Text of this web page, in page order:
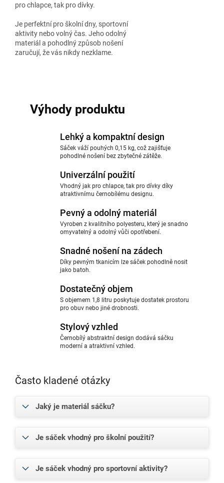
pro chlapce, tak pro dívky.
Je perfektní pro školní dny, sportovní
aktivity nebo volný čas. Jeho odolný
materiál a pohodlný způsob nošení
zaručují, že vás nikdy nezklame.
Výhody produktu
Lehký a kompaktní design
Sáček váží pouhých 0,15 kg, což zajišťuje
pohodlné nošení bez zbytečné zátěže.
Univerzální použití
Vhodný jak pro chlapce, tak pro dívky díky
atraktivnímu černobílému designu.
Pevný a odolný materiál
Vyroben z kvalitního polyesteru, který je snadno
omyvatelný a odolný vůči opotřebení.
Snadné nošení na zádech
Díky pevným tkanicím lze sáček pohodlně nosit
jako batoh.
Dostatečný objem
S objemem 1,8 litru poskytuje dostatek prostoru
pro obuv nebo jiné drobnosti.
Stylový vzhled
Černobílý abstraktní design dodává sáčku
moderní a atraktivní vzhled.
Často kladené otázky
Jaký je materiál sáčku?
Je sáček vhodný pro školní použití?
Je sáček vhodný pro sportovní aktivity?